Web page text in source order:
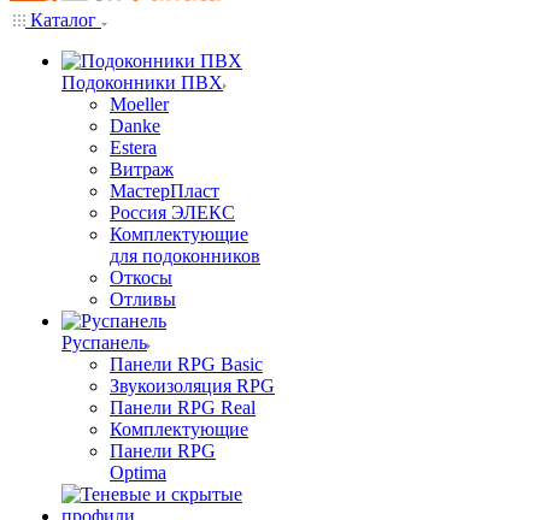
Каталог
Подоконники ПВХ
Moeller
Danke
Estera
Витраж
МастерПласт
Россия ЭЛЕКС
Комплектующие
для подоконников
Откосы
Отливы
Руспанель
Панели RPG Basic
Звукоизоляция RPG
Панели RPG Real
Комплектующие
Панели RPG
Optima